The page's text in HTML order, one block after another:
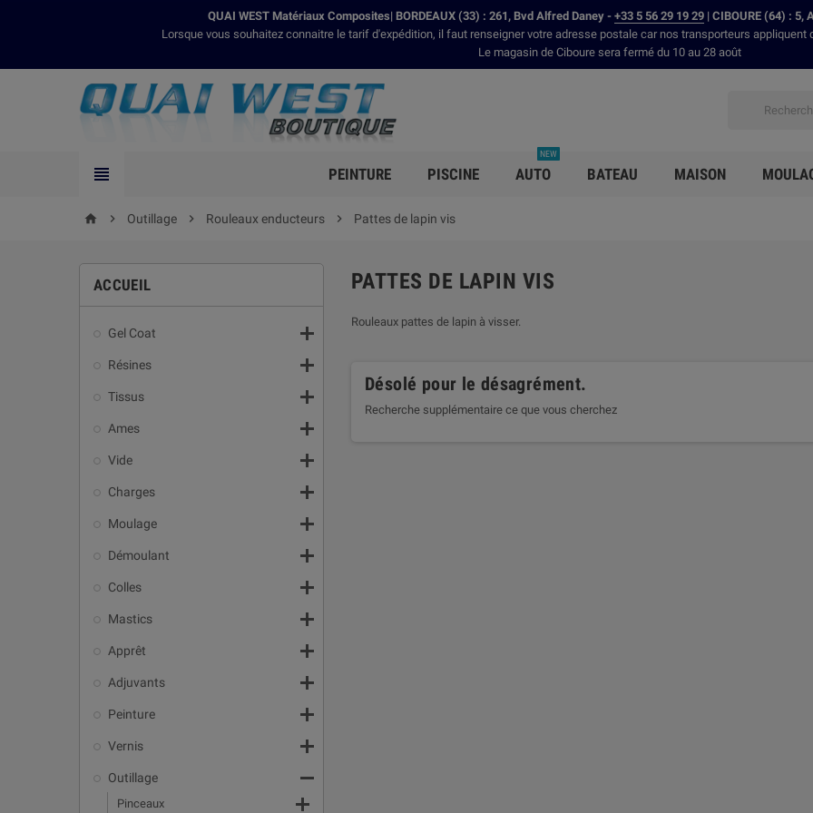
QUAI WEST Matériaux Composites| BORDEAUX (33) : 261, Bvd Alfred Daney - +33 5 56 29 19 29 | CIBOURE (64) : 5,
Lorsque vous souhaitez connaitre le tarif d'expédition, il faut renseigner votre adresse postale car nos transporteurs
Le magasin de Ciboure sera fermé du 10 au 28 août
 PEINTURE PISCINE AUTO
NEW
BATEAU MAISON
home  Outillage  Rouleaux enducteurs  Pattes de lapin vis
ACCUEIL
Gel Coat 
Résines 
Tissus 
Ames 
Vide 
Charges 
Moulage 
Démoulant 
Colles 
Mastics 
Apprêt 
Adjuvants 
Peinture 
Vernis 
Outillage 
Pinceaux 
PATTES DE LAPIN VIS
Rouleaux pattes de lapin à visser.
Désolé pour le désagrément.
Recherche supplémentaire ce que vous cherchez